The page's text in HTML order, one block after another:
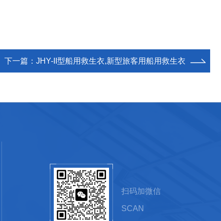
下一篇： JHY-II型船用救生衣,新型旅客用船用救生衣
扫码加微信
SCAN